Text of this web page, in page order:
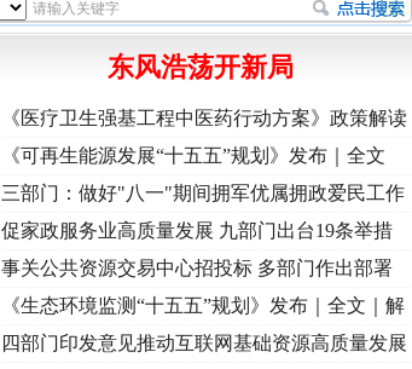
东风浩荡开新局
《医疗卫生强基工程中医药行动方案》政策解读
《可再生能源发展“十五五”规划》发布｜全文
三部门：做好"八一"期间拥军优属拥政爱民工作
促家政服务业高质量发展 九部门出台19条举措
事关公共资源交易中心招投标 多部门作出部署
《生态环境监测“十五五”规划》发布｜全文｜解
读
四部门印发意见推动互联网基础资源高质量发展